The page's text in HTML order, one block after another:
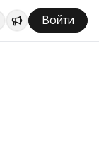
Войти